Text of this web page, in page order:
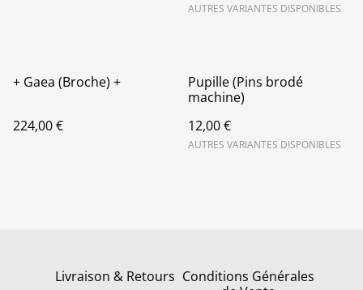
AUTRES VARIANTES DISPONIBLES
+ Gaea (Broche) +
224,00 €
Pupille (Pins brodé
machine)
12,00 €
AUTRES VARIANTES DISPONIBLES
Livraison & Retours Conditions Générales